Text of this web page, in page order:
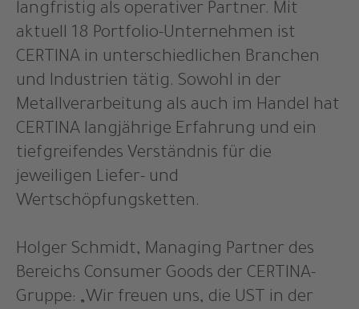
langfristig als operativer Partner. Mit
aktuell 18 Portfolio-Unternehmen ist
CERTINA in unterschiedlichen Branchen
und Industrien tätig. Sowohl in der
Metallverarbeitung als auch im Handel hat
CERTINA langjährige Erfahrung und ein
tiefgreifendes Verständnis für die
jeweiligen Liefer- und
Wertschöpfungsketten.
Holger Schmidt, Managing Partner des
Bereichs Consumer Goods der CERTINA-
Gruppe: „Wir freuen uns, die UST in der